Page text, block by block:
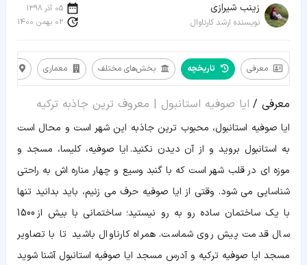
زينب شيرازی
نویسنده ارشد کارناوال
05 آذر 1398
02 بهمن 1400
معرفی تاریخچه بخش‌های مختلف معماری
تاریخچه
مختلف
مسیر
هزینه
ویدیو
تکمیلی
معرفی / ایا صوفیه استانبول | معروف ترین جاذبه ترکیه
ایا صوفیه استانبول، محبوب ترین جاذبه این شهر است و محال است
به استانبول بروید و از آن دیدن نکنید. ایا صوفیه، کلیسا، مسجد و
موزه ای در قلب شهر است که با گنبد وسیع و چهار مناره اش به راحتی
شناسایی می شود. وقتی از ایا صوفیه حرف می زنیم، باید بدانید تنها
با یک ساختمان ساده رو به رو نیستید؛ ساختمانی با بیش از 1500
سال قدمت پیش روی شماست. همراه کارناوال باشید تا با تصاویر
مسجد ایا صوفیه ترکیه و آدرس مسجد ایا صوفیه استانبول آشنا شوید